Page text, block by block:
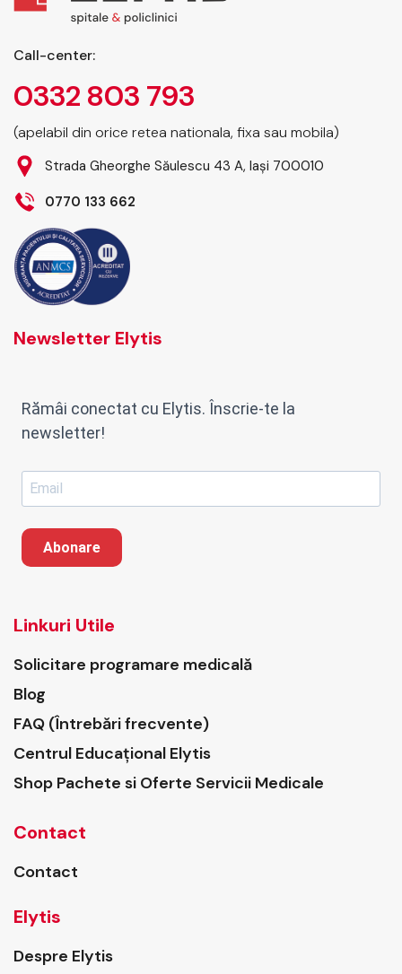
Call-center:
0332 803 793
(apelabil din orice retea nationala, fixa sau mobila)
Strada Gheorghe Săulescu 43 A, Iași 700010
0770 133 662
Newsletter Elytis
Rămâi conectat cu Elytis. Înscrie-te la
newsletter!
Abonare
Linkuri Utile
Solicitare programare medicală
Blog
FAQ (Întrebări frecvente)
Centrul Educațional Elytis
Shop Pachete si Oferte Servicii Medicale
Contact
Contact
Elytis
Despre Elytis